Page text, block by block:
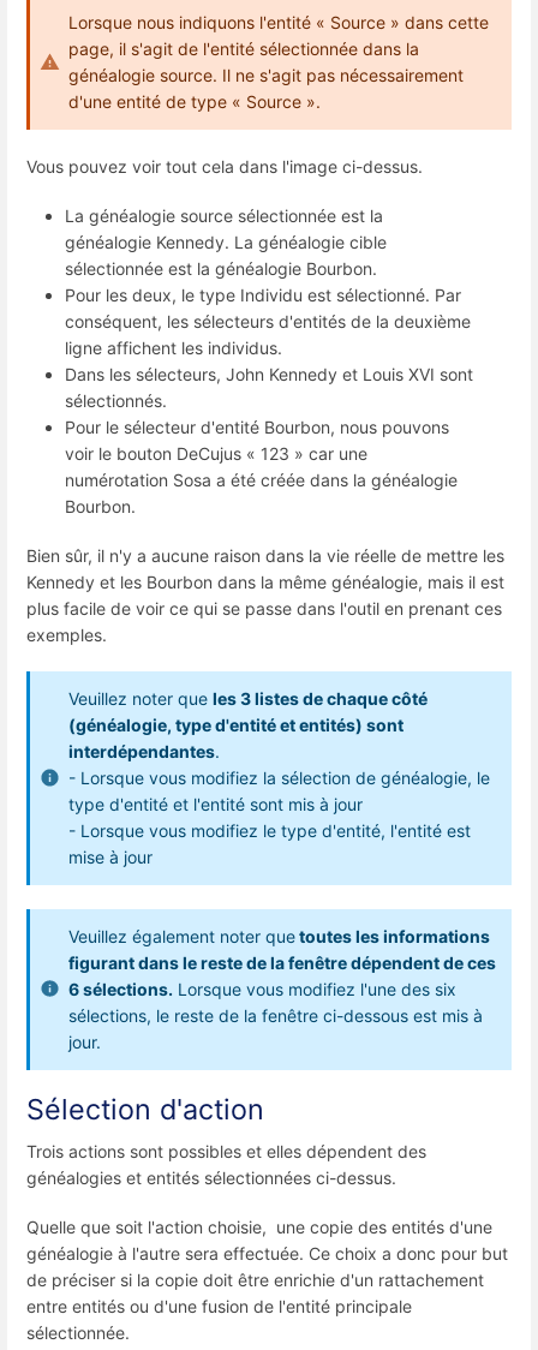
Lorsque nous indiquons l'entité « Source » dans cette
page, il s'agit de l'entité sélectionnée dans la
généalogie source. Il ne s'agit pas nécessairement
d'une entité de type « Source ».
Vous pouvez voir tout cela dans l'image ci-dessus.
La généalogie source sélectionnée est la
généalogie Kennedy. La généalogie cible
sélectionnée est la généalogie Bourbon.
Pour les deux, le type Individu est sélectionné. Par
conséquent, les sélecteurs d'entités de la deuxième
ligne affichent les individus.
Dans les sélecteurs, John Kennedy et Louis XVI sont
sélectionnés.
Pour le sélecteur d'entité Bourbon, nous pouvons
voir le bouton DeCujus « 123 » car une
numérotation Sosa a été créée dans la généalogie
Bourbon.
Bien sûr, il n'y a aucune raison dans la vie réelle de mettre les
Kennedy et les Bourbon dans la même généalogie, mais il est
plus facile de voir ce qui se passe dans l'outil en prenant ces
exemples.
Veuillez noter que les 3 listes de chaque côté
(généalogie, type d'entité et entités) sont
interdépendantes.
- Lorsque vous modifiez la sélection de généalogie, le
type d'entité et l'entité sont mis à jour
- Lorsque vous modifiez le type d'entité, l'entité est
mise à jour
Veuillez également noter quetoutes les informations
figurant dans le reste de la fenêtre dépendent de ces
6 sélections. Lorsque vous modifiez l'une des six
sélections, le reste de la fenêtre ci-dessous est mis à
jour.
Sélection d'action
Trois actions sont possibles et elles dépendent des
généalogies et entités sélectionnées ci-dessus.
Quelle que soit l'action choisie, une copie des entités d'une
généalogie à l'autre sera effectuée. Ce choix a donc pour but
de préciser si la copie doit être enrichie d'un rattachement
entre entités ou d'une fusion de l'entité principale
sélectionnée.